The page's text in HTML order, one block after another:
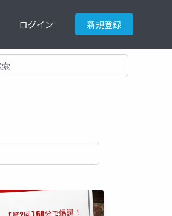
ログイン 新規登録